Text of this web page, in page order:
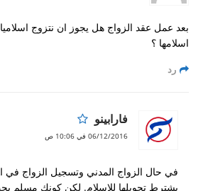
بعد عمل عقد الزواج هل يجوز ان نتزوج
اسلامها ؟
رد
فارابينو
06/12/2016 في 10:06 ص
في حال الزواج المدني وتسجيل الزواج في
يشترط تحويلها للإسلام. لكن كونك مسلم